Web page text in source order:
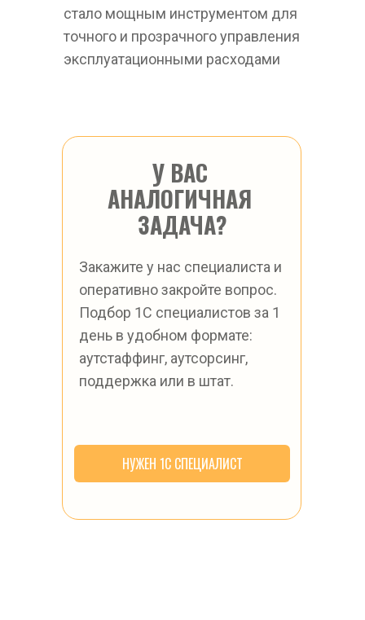
стало мощным инструментом для
точного и прозрачного управления
эксплуатационными расходами
У ВАС
АНАЛОГИЧНАЯ
ЗАДАЧА?
Закажите у нас специалиста и
оперативно закройте вопрос.
Подбор 1С специалистов за 1
день в удобном формате:
аутстаффинг, аутсорсинг,
поддержка или в штат.
НУЖЕН 1С СПЕЦИАЛИСТ